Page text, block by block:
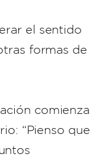
el sentido
formas de
comienza
“Pienso que